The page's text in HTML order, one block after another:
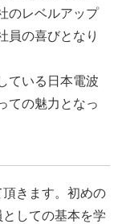
のレベルアップ
員の喜びとなり
ている日本電波
ての魅力となっ
きます。初めの
しての基本を学